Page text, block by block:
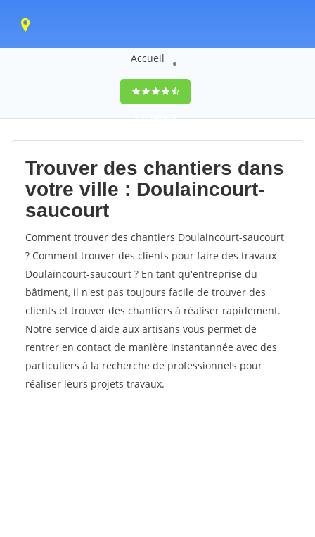
Accueil
9,5(100%)0
votes
Trouver des chantiers dans
votre ville : Doulaincourt-
saucourt
Comment trouver des chantiers Doulaincourt-saucourt
? Comment trouver des clients pour faire des travaux
Doulaincourt-saucourt ? En tant qu'entreprise du
bâtiment, il n'est pas toujours facile de trouver des
clients et trouver des chantiers à réaliser rapidement.
Notre service d'aide aux artisans vous permet de
rentrer en contact de manière instantannée avec des
particuliers à la recherche de professionnels pour
réaliser leurs projets travaux.